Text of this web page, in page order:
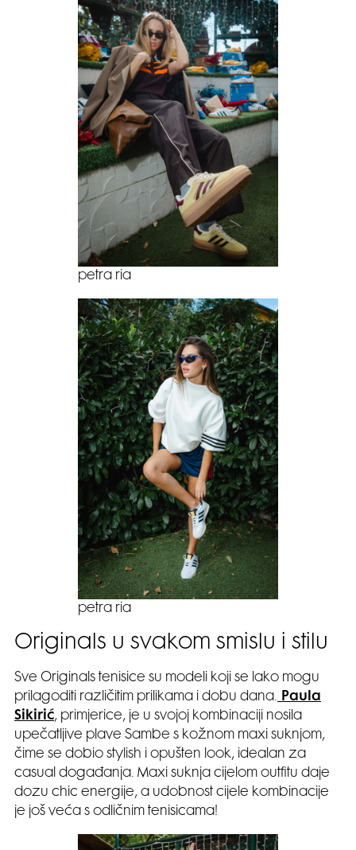
petra ria
petra ria
Originals u svakom smislu i stilu
Sve Originals tenisice su modeli koji se lako mogu
prilagoditi različitim prilikama i dobu dana. Paula
Sikirić, primjerice, je u svojoj kombinaciji nosila
upečatljive plave Sambe s kožnom maxi suknjom,
čime se dobio stylish i opušten look, idealan za
casual događanja. Maxi suknja cijelom outfitu daje
dozu chic energije, a udobnost cijele kombinacije
je još veća s odličnim tenisicama!